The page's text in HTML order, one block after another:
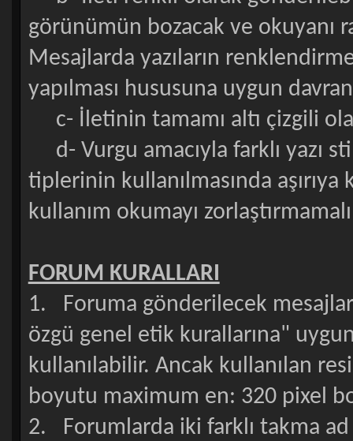
görünümün bozacak ve okuyanı
Mesajlarda yazıların
yapılması hususuna uygun
c- İletinin tamamı altı çizgili
d- Vurgu amacıyla farklı yazı
tiplerinin kullanılmasında aşırıya
kullanım okumayı
FORUM KURALLARI
1. Foruma gönderilecek
özgü genel etik kurallarına"
kullanılabilir. Ancak kullanılan
boyutu maximum en: 320 pixel
2. Forumlarda iki farklı takma ad